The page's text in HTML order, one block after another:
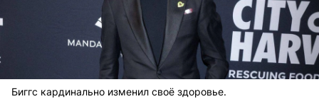
Биггс кардинально изменил своё здоровье.